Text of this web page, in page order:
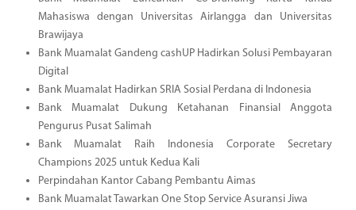
Mahasiswa dengan Universitas Airlangga dan Universitas
Brawijaya
Bank Muamalat Gandeng cashUP Hadirkan Solusi Pembayaran
Digital
Bank Muamalat Hadirkan SRIA Sosial Perdana di Indonesia
Bank Muamalat Dukung Ketahanan Finansial Anggota
Pengurus Pusat Salimah
Bank Muamalat Raih Indonesia Corporate Secretary
Champions 2025 untuk Kedua Kali
Perpindahan Kantor Cabang Pembantu Aimas
Bank Muamalat Tawarkan One Stop Service Asuransi Jiwa